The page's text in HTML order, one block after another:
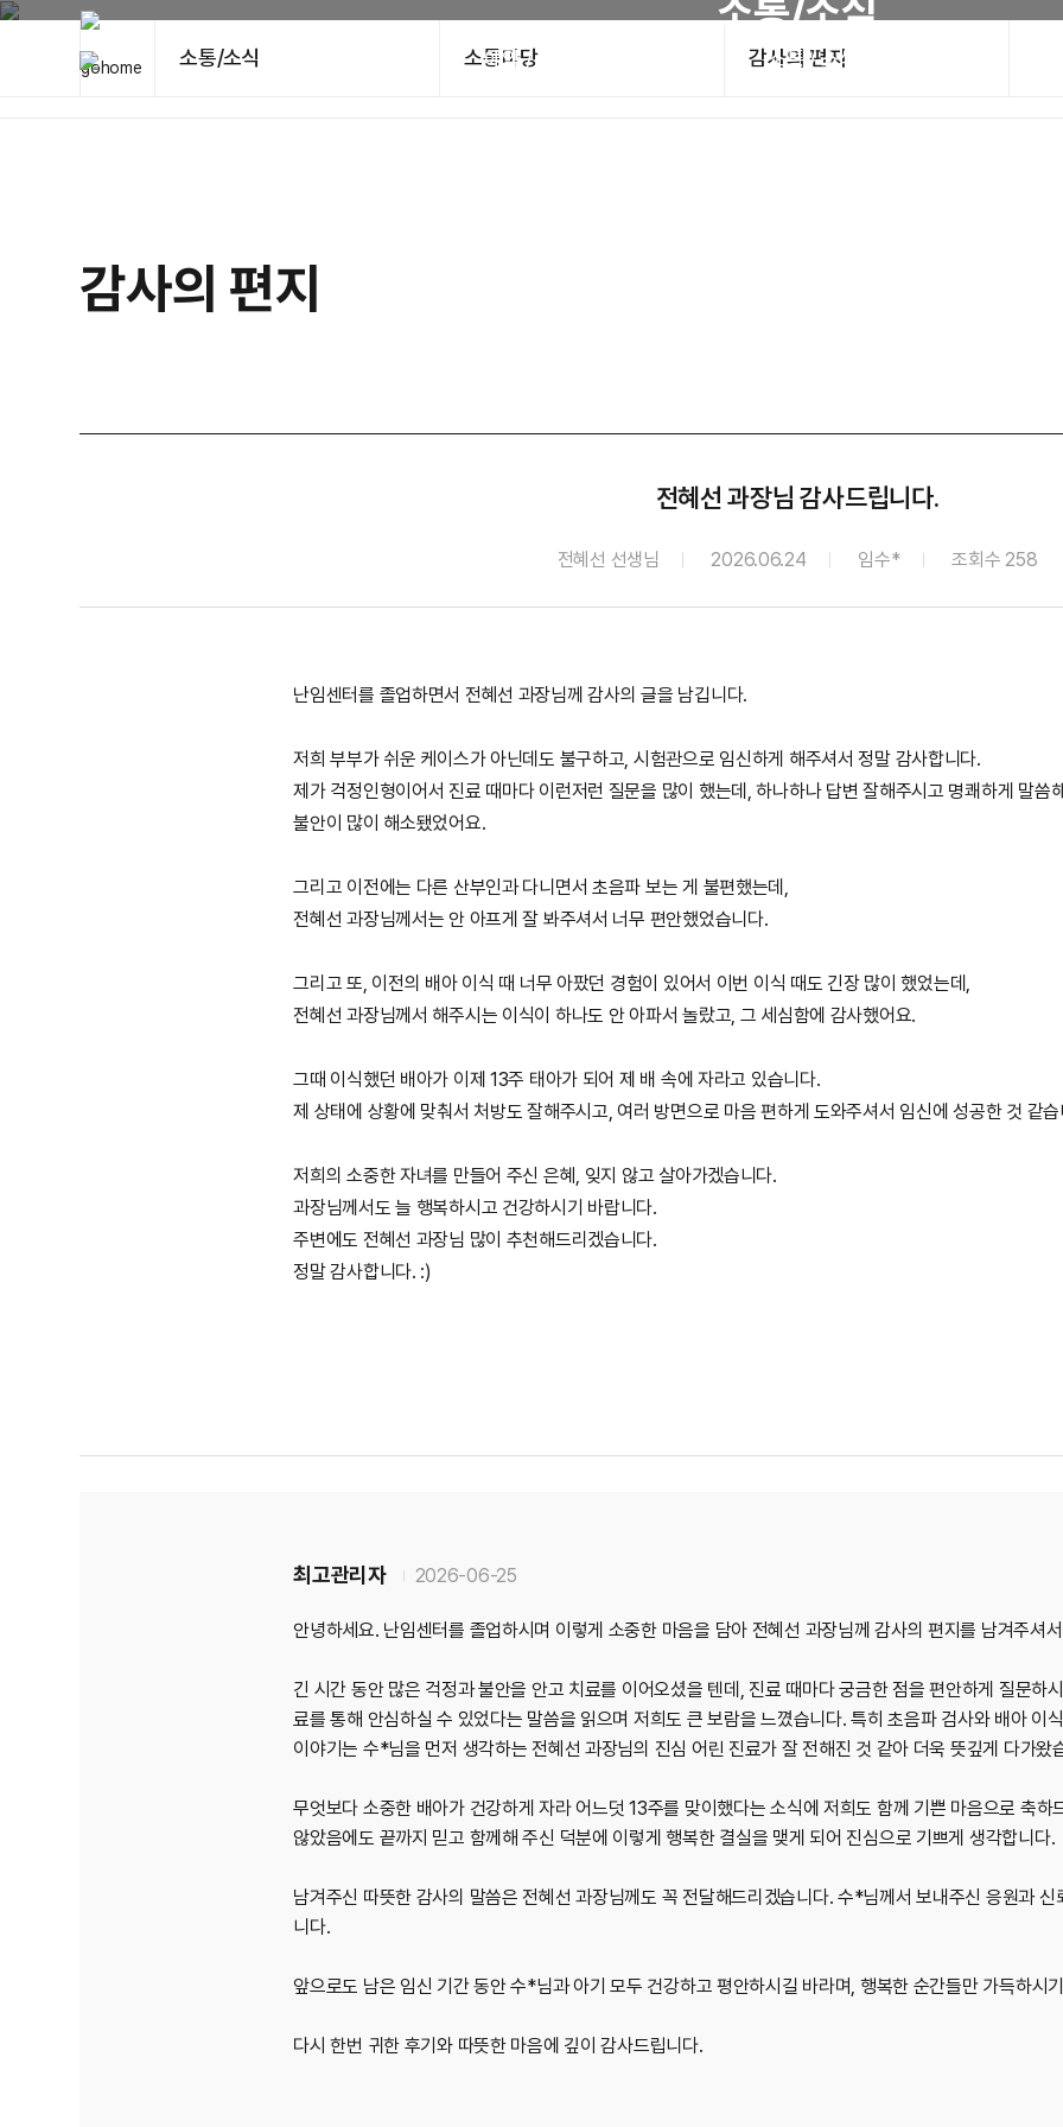
예약 / 상담 소통 / 소식
소통/소식
소통/소식 소통마당 감사의 편지
감사의 편지
전혜선 과장님 감사드립니다.
전혜선 선생님 2026.06.24 임수* 조회수 258
난임센터를 졸업하면서 전혜선 과장님께 감사의 글을 남깁니다.
저희 부부가 쉬운 케이스가 아닌데도 불구하고, 시험관으로 임신하게 해주셔서 정말 감사합니다.
제가 걱정인형이어서 진료 때마다 이런저런 질문을 많이 했는데, 하나하나 답변 잘해주시고 명쾌하게 말씀
불안이 많이 해소됐었어요.
그리고 이전에는 다른 산부인과 다니면서 초음파 보는 게 불편했는데,
전혜선 과장님께서는 안 아프게 잘 봐주셔서 너무 편안했었습니다.
그리고 또, 이전의 배아 이식 때 너무 아팠던 경험이 있어서 이번 이식 때도 긴장 많이 했었는데,
전혜선 과장님께서 해주시는 이식이 하나도 안 아파서 놀랐고, 그 세심함에 감사했어요.
그때 이식했던 배아가 이제 13주 태아가 되어 제 배 속에 자라고 있습니다.
제 상태에 상황에 맞춰서 처방도 잘해주시고, 여러 방면으로 마음 편하게 도와주셔서 임신에 성공한 것 같
저희의 소중한 자녀를 만들어 주신 은혜, 잊지 않고 살아가겠습니다.
과장님께서도 늘 행복하시고 건강하시기 바랍니다.
주변에도 전혜선 과장님 많이 추천해드리겠습니다.
정말 감사합니다. :)
최고관리자 2026-06-25
안녕하세요. 난임센터를 졸업하시며 이렇게 소중한 마음을 담아 전혜선 과장님께 감사의 편지를 남겨주셔
긴 시간 동안 많은 걱정과 불안을 안고 치료를 이어오셨을 텐데, 진료 때마다 궁금한 점을 편안하게 질문하
료를 통해 안심하실 수 있었다는 말씀을 읽으며 저희도 큰 보람을 느꼈습니다. 특히 초음파 검사와 배아 이
이야기는 수*님을 먼저 생각하는 전혜선 과장님의 진심 어린 진료가 잘 전해진 것 같아 더욱 뜻깊게 다가왔
무엇보다 소중한 배아가 건강하게 자라 어느덧 13주를 맞이했다는 소식에 저희도 함께 기쁜 마음으로 축하
않았음에도 끝까지 믿고 함께해 주신 덕분에 이렇게 행복한 결실을 맺게 되어 진심으로 기쁘게 생각합니다.
남겨주신 따뜻한 감사의 말씀은 전혜선 과장님께도 꼭 전달해드리겠습니다. 수*님께서 보내주신 응원과
니다.
앞으로도 남은 임신 기간 동안 수*님과 아기 모두 건강하고 평안하시길 바라며, 행복한 순간들만 가득하시
다시 한번 귀한 후기와 따뜻한 마음에 깊이 감사드립니다.